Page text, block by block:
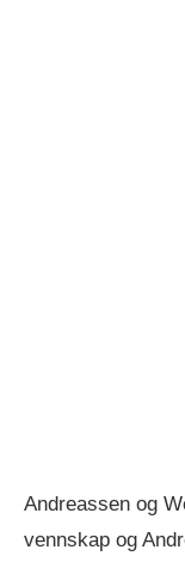
Andreassen og
vennskap og